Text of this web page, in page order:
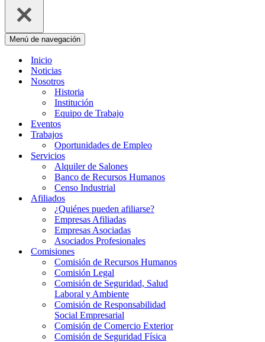
Menú de navegación
Inicio
Noticias
Nosotros
Historia
Institución
Equipo de Trabajo
Eventos
Trabajos
Oportunidades de Empleo
Servicios
Alquiler de Salones
Banco de Recursos Humanos
Censo Industrial
Afiliados
¿Quiénes pueden afiliarse?
Empresas Afiliadas
Empresas Asociadas
Asociados Profesionales
Comisiones
Comisión de Recursos Humanos
Comisión Legal
Comisión de Seguridad, Salud
Laboral y Ambiente
Comisión de Responsabilidad
Social Empresarial
Comisión de Comercio Exterior
Comisión de Seguridad Física